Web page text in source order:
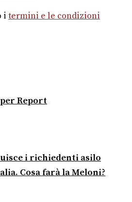
i termini e le condizioni
Report
i richiedenti asilo
Cosa farà la Meloni?